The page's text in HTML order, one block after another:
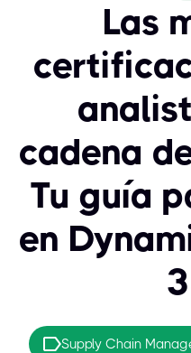
Las
cadena
Tu guía
en
Supply Chain